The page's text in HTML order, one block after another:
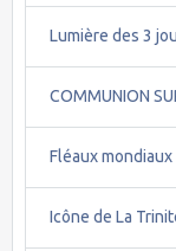
Lumière des 3
COMMUNION
Fléaux mondiaux
Icône de La